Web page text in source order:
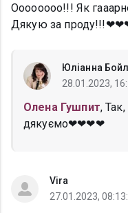
Оооооооо!!! Як
Дякую за
Юліанна
28.01.2023,
Олена Гушпит,
дякуємо❤❤❤❤
Vira
27.01.2023,